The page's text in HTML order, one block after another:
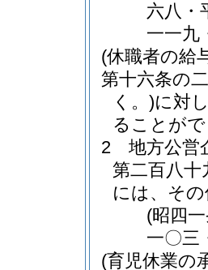
六八・
一一九
(休職者の給
第十六条の二
く。)に対
ることが
2
地方公営
第二百八十
には、そ
(昭四
一〇三
(育児休業の